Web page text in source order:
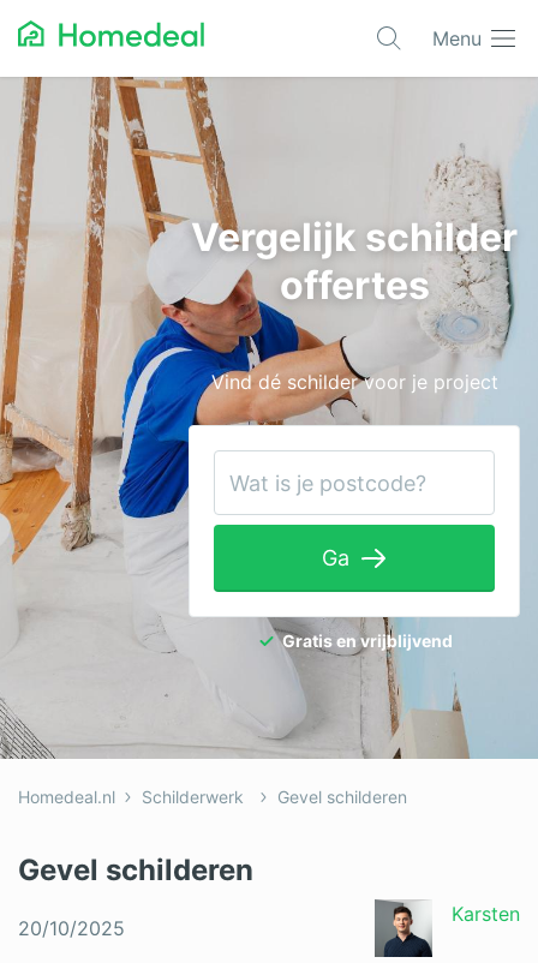
Menu
Populaire projecten
Asbest verwijderen
Dakbedekking
Dakkapel
Glas
Isolatie
Kozijnen
Laadpalen
Schilderwerk
Tuinaanleg
Warmtepomp
Zonnepanelen
Overige projecten
Vergelijk schilder
offertes
Vind dé schilder voor je project
Ga
Gratis en vrijblijvend
Homedeal.nl Schilderwerk Gevel schilderen
Gevel schilderen
20/10/2025
Karsten